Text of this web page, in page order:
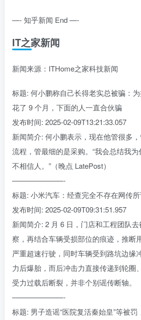
—- 知乎新闻 End —-
IT之家新闻
新闻来源：ITHome之家科技新闻
标题: 何小鹏称自己长得老实总被骗：
花了 9 个月，下面的人一直合伙骗
发布时间: 2025-02-09T13:21:33.057
新闻简介: 何小鹏表示，现在他管很多
流程，管最细的是采购。“我会总结我
不相信人。”（晚点 LatePost）
———————-
标题: 小米汽车：经查完全不存在网传所
发布时间: 2025-02-09T09:31:51.957
新闻简介: 2 月 6 日，门店和工程团队
察，再结合车辆受损部位的痕迹，推断
严重超速行驶，同时车辆受到路坑边缘
力后爆胎，而后冲击力直接传递到轮圈
受力过载后断裂，并非个别谣传断轴。
———————-
标题: 男子造谣“医院复活秦始皇”等被